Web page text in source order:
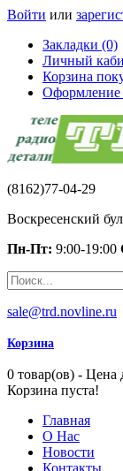
Войти или
Закладки (0)
Личный
Корзина
Оформление
(8162)77-04-29
Воскресенский
Пн-Пт: 9:00-19:00
sale@trd.novline.ru
Корзина
0 товар(ов) - Цена
Корзина пуста!
Главная
О Нас
Новости